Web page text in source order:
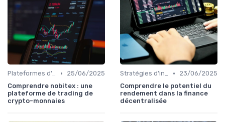
Plateformes d'échange et portefeuilles •
25/06/2025
Comprendre nobitex : une
plateforme de trading de
crypto-monnaies
Stratégies d'investissement •
23/06/2025
Comprendre le potentiel du
rendement dans la finance
décentralisée